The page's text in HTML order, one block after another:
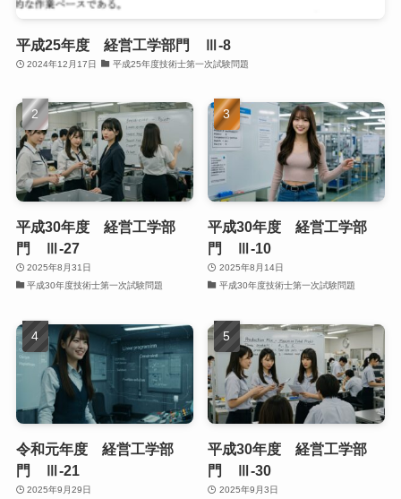
平成25年度 経営工学部門 Ⅲ-8
2024年12月17日 平成25年度技術士第一次試験問題
平成30年度 経営工学部
門 Ⅲ-27
2025年8月31日
平成30年度技術士第一次試験問題
平成30年度 経営工学部
門 Ⅲ-10
2025年8月14日
平成30年度技術士第一次試験問題
令和元年度 経営工学部
門 Ⅲ-21
2025年9月29日
平成30年度 経営工学部
門 Ⅲ-30
2025年9月3日